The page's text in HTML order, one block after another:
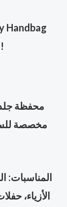
Factory Factory الآن!
محفظة
مخصصة
المناسبات:
الأزياء،